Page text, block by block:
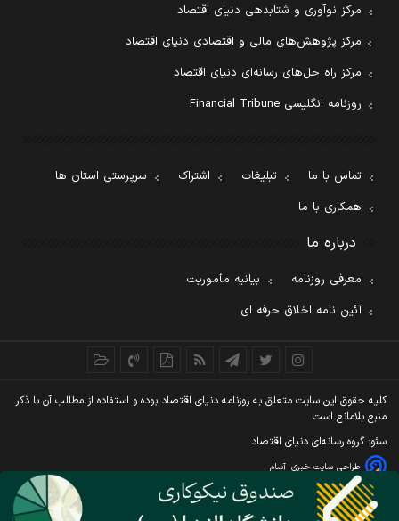
مرکز نوآوری و شتابدهی دنیای اقتصاد
مرکز پژوهش‌های مالی و اقتصادی دنیای اقتصاد
مرکز راه حل‌های رسانه‌ای دنیای اقتصاد
روزنامه انگلیسی Financial Tribune
تماس با ما تبلیغات اشتراک
سرپرستی استان ها
همکاری با ما
درباره ما
معرفی روزنامه
بیانیه مأموریت
آئین نامه اخلاق حرفه ای
کليه حقوق اين سايت متعلق به روزنامه دنيای اقتصاد بوده و استفاده از مطالب آن با ذکر
منبع بلامانع است
سئو: گروه رسانه‌ای دنیای اقتصاد
طراحی سایت خبری آسام